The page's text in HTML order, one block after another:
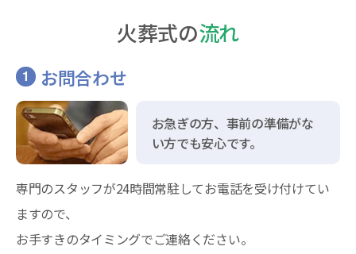
火葬式の流れ
1 お問合わせ
お急ぎの方、事前の準備がな
い方でも安心です。
専門のスタッフが24時間常駐してお電話を受け付けてい
ますので、
お手すきのタイミングでご連絡ください。